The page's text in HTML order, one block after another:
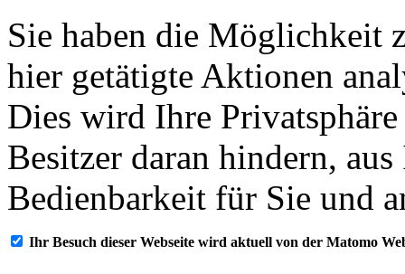
Sie haben die Möglichkeit
hier getätigte Aktionen
Dies wird Ihre
Besitzer daran hindern,
Bedienbarkeit für Sie und
Ihr Besuch dieser Webseite wird aktuell von der Matomo